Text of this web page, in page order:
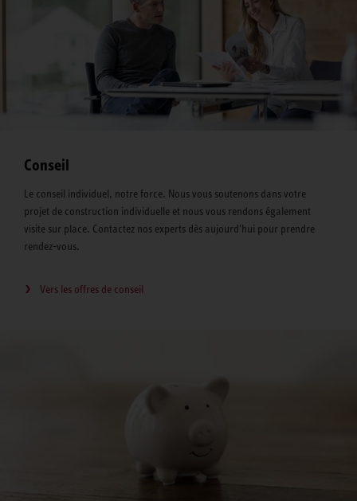
Conseil
Le conseil individuel, notre force. Nous vous soutenons dans votre
projet de construction individuelle et nous vous rendons également
visite sur place. Contactez nos experts dès aujourd'hui pour prendre
rendez-vous.
Vers les offres de conseil